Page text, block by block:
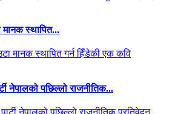
स्थापित...
नेपालको पछिल्लो राजनीतिक...